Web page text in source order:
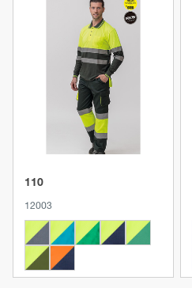
Produkt anzeigen
110
12003